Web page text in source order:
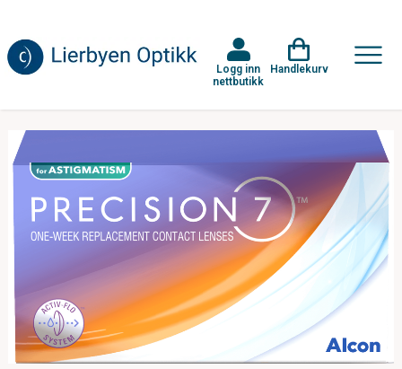
Logg inn
nettbutikk
Handlekurv